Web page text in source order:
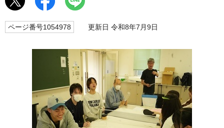
ページ番号1054978 更新日 令和8年7月9日